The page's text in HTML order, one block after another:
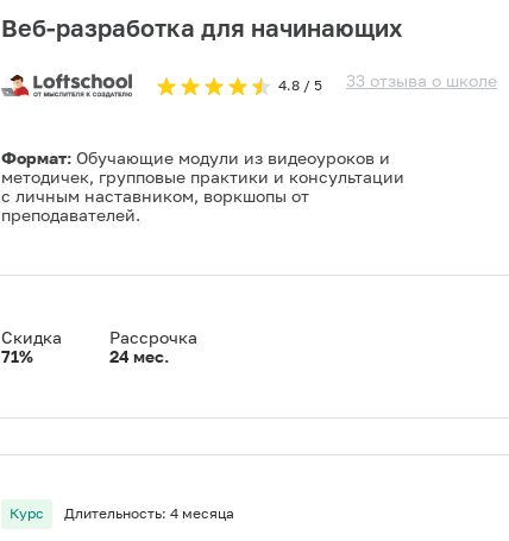
Веб-разработка для начинающих
4.8 / 5 33 отзыва о школе
Формат: Обучающие модули из видеоуроков и
методичек, групповые практики и консультации
с личным наставником, воркшопы от
преподавателей.
Скидка
71%
Рассрочка
24мес.
Курс Длительность: 4 месяца